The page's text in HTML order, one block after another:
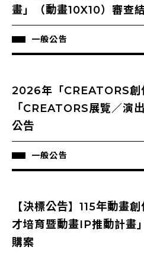
畫」（動畫10X10）審查
一般公告
2026年「CREATORS創
「CREATORS展覽／演
公告
一般公告
【決標公告】115年動畫
才培育暨動畫IP推動計畫
購案